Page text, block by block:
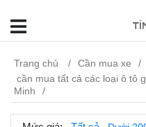
Trang chủ Cần mua xe
cần mua tất cả các loại ô tô
Minh